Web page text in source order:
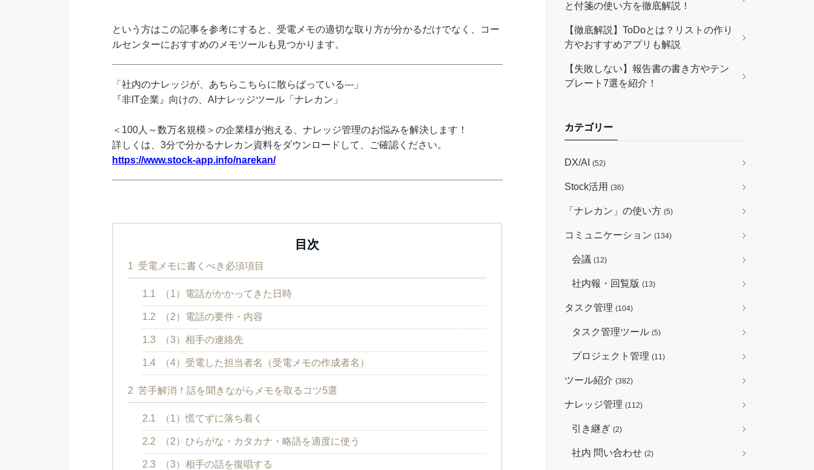
という方はこの記事を参考にすると、受電メモの適切な取り方が分かるだけでなく、コー
ルセンターにおすすめのメモツールも見つかります。
「社内のナレッジが、あちらこちらに散らばっている---」
『非IT企業』向けの、AIナレッジツール「ナレカン」
＜100人～数万名規模＞の企業様が抱える、ナレッジ管理のお悩みを解決します！
詳しくは、3分で分かるナレカン資料をダウンロードして、ご確認ください。
https://www.stock-app.info/narekan/
目次
1 受電メモに書くべき必須項目
1.1 （1）電話がかかってきた日時
1.2 （2）電話の要件・内容
1.3 （3）相手の連絡先
1.4 （4）受電した担当者名（受電メモの作成者名）
2 苦手解消！話を聞きながらメモを取るコツ5選
2.1 （1）慌てずに落ち着く
2.2 （2）ひらがな・カタカナ・略語を適度に使う
2.3 （3）相手の話を復唱する
と付箋の使い方を徹底解説！
【徹底解説】ToDoとは？リストの作り
方やおすすめアプリも解説
【失敗しない】報告書の書き方やテン
プレート7選を紹介！
カテゴリー
DX/AI (52)
Stock活用 (36)
「ナレカン」の使い方 (5)
コミュニケーション (134)
会議 (12)
社内報・回覧版 (13)
タスク管理 (104)
タスク管理ツール (5)
プロジェクト管理 (11)
ツール紹介 (382)
ナレッジ管理 (112)
引き継ぎ (2)
社内 問い合わせ (2)